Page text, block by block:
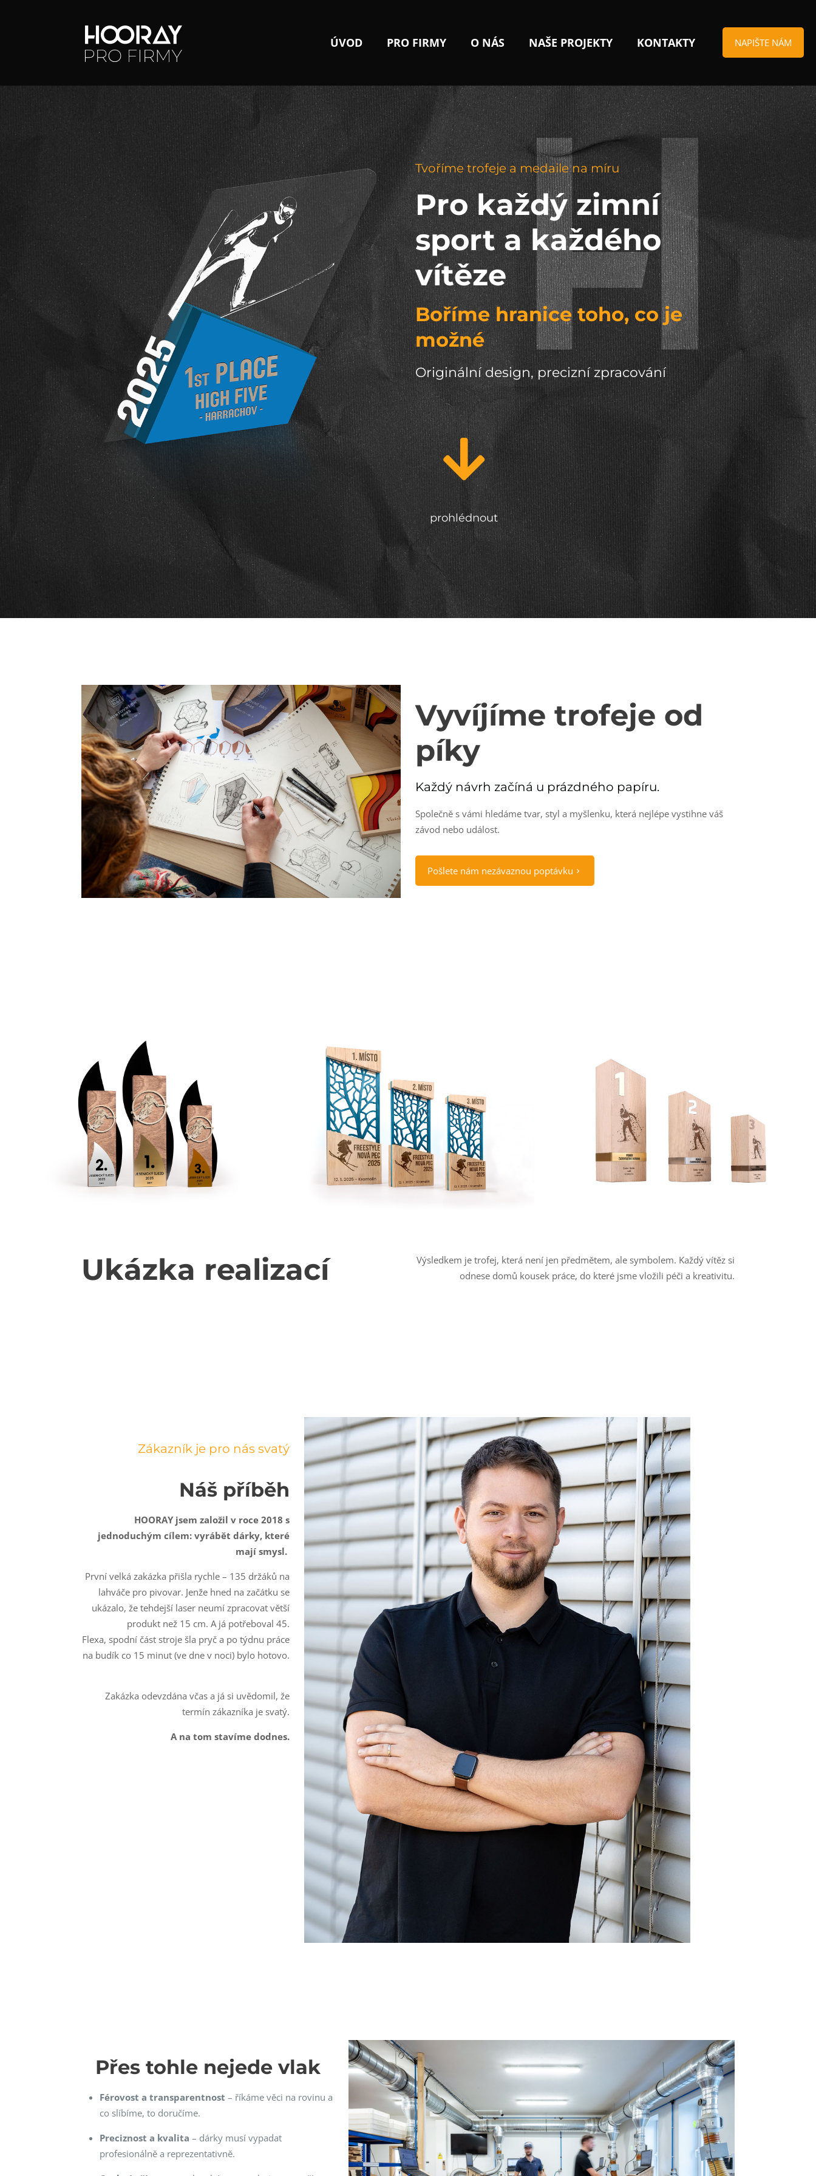
ÚVOD PRO FIRMY O NÁS NAŠE PROJEKTY KONTAKTY NAPIŠTE NÁM
Tvoříme trofeje a medaile na míru
Pro každý zimní
sport a každého
vítěze
Boříme hranice toho, co je
možné
Originální design, precizní zpracování
prohlédnout
Vyvíjíme trofeje od
píky
Každý návrh začíná u prázdného papíru.
Společně s vámi hledáme tvar, styl a myšlenku, která nejlépe vystihne váš
závod nebo událost.
Pošlete nám nezávaznou poptávku
Ukázka realizací
Výsledkem je trofej, která není jen předmětem, ale symbolem. Každý vítěz si
odnese domů kousek práce, do které jsme vložili péči a kreativitu.
Zákazník je pro nás svatý
Náš příběh
HOORAY jsem založil v roce 2018 s
jednoduchým cílem: vyrábět dárky, které
mají smysl.
První velká zakázka přišla rychle – 135 držáků na
lahváče pro pivovar. Jenže hned na začátku se
ukázalo, že tehdejší laser neumí zpracovat větší
produkt než 15 cm. A já potřeboval 45.
Flexa, spodní část stroje šla pryč a po týdnu práce
na budík co 15 minut (ve dne v noci) bylo hotovo.
Zakázka odevzdána včas a já si uvědomil, že
termín zákazníka je svatý.
A na tom stavíme dodnes.
Přes tohle nejede vlak
Férovost a transparentnost – říkáme věci na rovinu a
co slíbíme, to doručíme.
Preciznost a kvalita – dárky musí vypadat
profesionálně a reprezentativně.